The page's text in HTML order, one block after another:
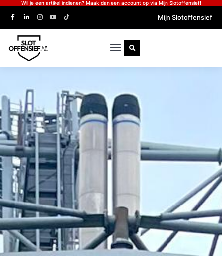
Wil je een artikel indienen? Maak dan een account op via Mijn Slotoffensief!
Mijn Slotoffensief